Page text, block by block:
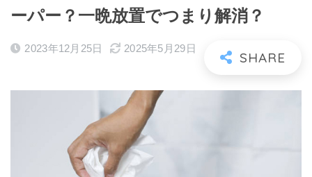
ーパー？一晩放置でつまり解消？
2023年12月25日 2025年5月29日